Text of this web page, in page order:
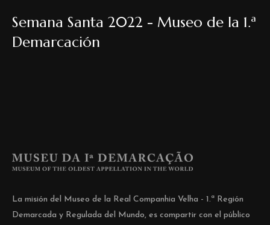
Semana Santa 2022 - Museo de la 1.ª
Demarcación
La misión del Museo de la Real Companhia Velha - 1.ª Región
Demarcada y Regulada del Mundo, es compartir con el público